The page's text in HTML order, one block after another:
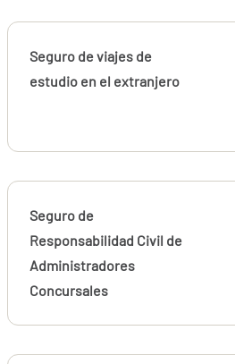
Seguro de viajes de
estudio en el extranjero
Seguro de
Responsabilidad Civil de
Administradores
Concursales